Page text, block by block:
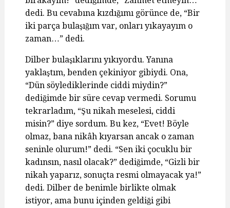
dedi. Bu cevabına kızdığımı görünce de, “Bir
iki parça bulaşığım var, onları yıkayayım o
zaman…” dedi.
Dilber bulaşıklarını yıkıyordu. Yanına
yaklaştım, benden çekiniyor gibiydi. Ona,
“Dün söylediklerinde ciddi miydin?”
dediğimde bir süre cevap vermedi. Sorumu
tekrarladım, “Şu nikah meselesi, ciddi
misin?” diye sordum. Bu kez, “Evet! Böyle
olmaz, bana nikâh kıyarsan ancak o zaman
seninle olurum!” dedi. “Sen iki çocuklu bir
kadınsın, nasıl olacak?” dediğimde, “Gizli bir
nikah yaparız, sonuçta resmi olmayacak ya!”
dedi. Dilber de benimle birlikte olmak
istiyor, ama bunu içinden geldiği gibi